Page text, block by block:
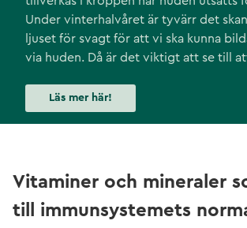
Under vinterhalvåret är tyvärr det
ljuset för svagt för att vi ska kunna
via huden. Då är det viktigt att se till
behövs även extra tillskott för att stötta
immunsystemet, hormonproduktionen
Läs mer här!
Vitaminer och mineraler
till immunsystemets